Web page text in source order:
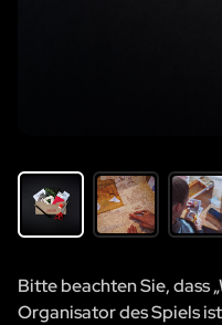
Bitte beachten Sie, dass
Organisator des Spiels